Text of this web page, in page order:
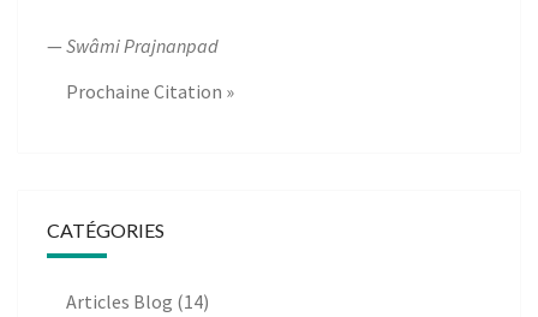
— Swâmi Prajnanpad
Prochaine Citation »
CATÉGORIES
Articles Blog (14)